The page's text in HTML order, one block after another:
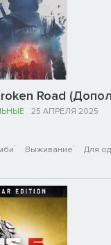
Road
25 АПРЕЛЯ 2025
Выживание
Для